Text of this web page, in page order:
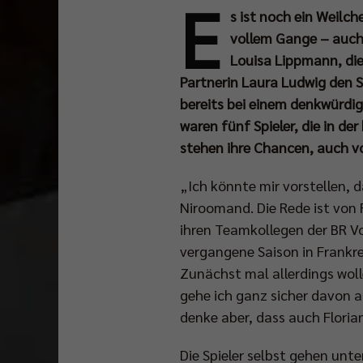
E s ist noch ein
vollem Gange –
Louisa Lippmann,
Partnerin Laura Ludwig
bereits bei einem
waren fünf Spieler, die in
stehen ihre Chancen, auch
„Ich könnte mir vorstellen,
Niroomand. Die Rede ist
ihren Teamkollegen der BR
vergangene Saison in
Zunächst mal allerdings
gehe ich ganz sicher davon
denke aber, dass auch
Die Spieler selbst gehen